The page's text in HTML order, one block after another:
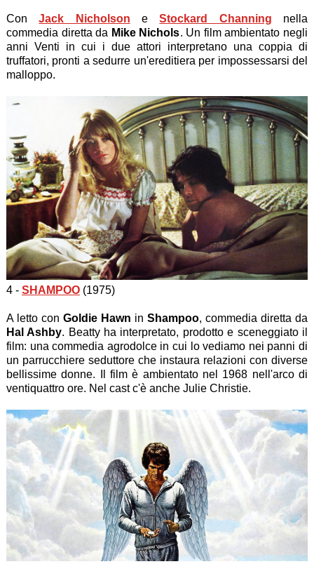
ConJack Nicholson eStockard Channing nella
commedia diretta da Mike Nichols. Un film ambientato negli
anni Venti in cui i due attori interpretano una coppia di
truffatori, pronti a sedurre un'ereditiera per impossessarsi del
malloppo.
4 - SHAMPOO (1975)
A letto con Goldie Hawn inShampoo, commedia diretta da
Hal Ashby. Beatty ha interpretato, prodotto e sceneggiato il
film: una commedia agrodolce in cui lo vediamo nei panni di
un parrucchiere seduttore che instaura relazioni con diverse
bellissime donne. Il film è ambientato nel 1968 nell'arco di
ventiquattro ore. Nel cast c'è anche Julie Christie.